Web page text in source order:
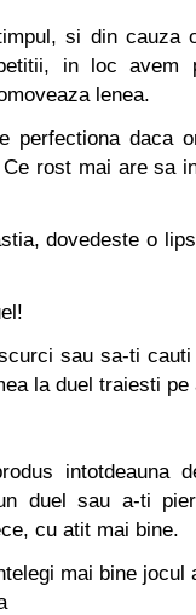
si din cauza
in loc avem
lenea.
daca
rost mai are sa
dovedeste o
sau sa-ti
la duel traiesti pe
intotdeauna
duel sau a-ti
cu atit mai bine.
mai bine jocul